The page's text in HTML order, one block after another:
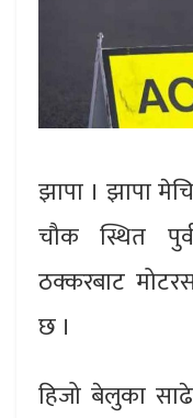
झापा । झापा
चौक स्थित
ठक्करबाट
छ ।
हिजो बेलुका